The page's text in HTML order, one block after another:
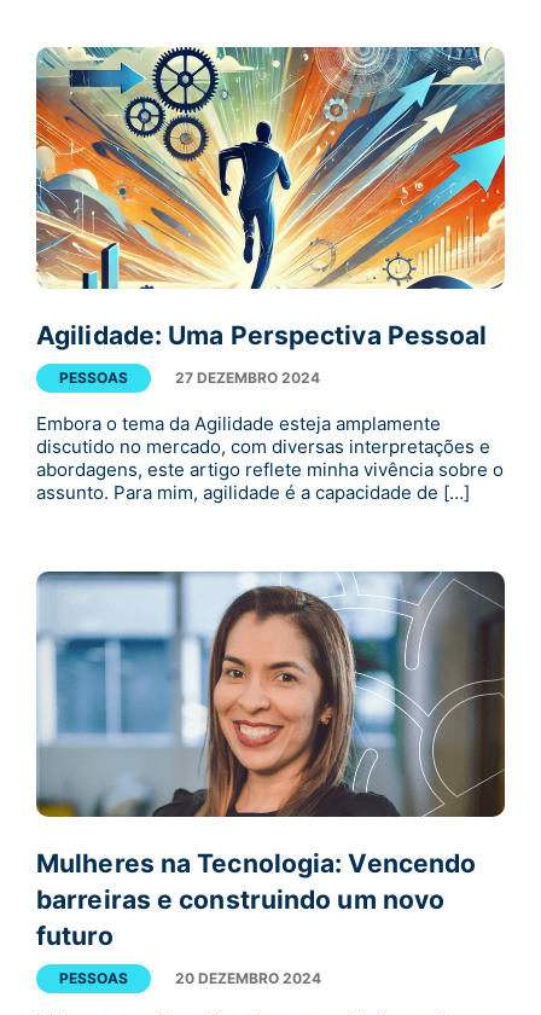
Agilidade: Uma Perspectiva Pessoal
PESSOAS 27 DEZEMBRO 2024
Embora o tema da Agilidade esteja amplamente
discutido no mercado, com diversas interpretações e
abordagens, este artigo reflete minha vivência sobre o
assunto. Para mim, agilidade é a capacidade de […]
Mulheres na Tecnologia: Vencendo
barreiras e construindo um novo
futuro
PESSOAS 20 DEZEMBRO 2024